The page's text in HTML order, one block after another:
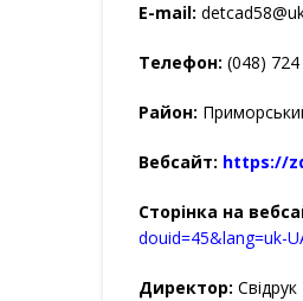
E-mail:
Телефон: (048)
Район:
Вебсайт: https://
Сторінка на
douid=45&lang=uk-
Директор: